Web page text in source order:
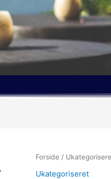
Forside /
Ukategoriseret